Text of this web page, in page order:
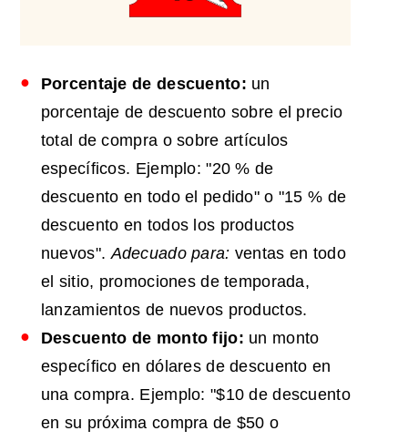
Porcentaje de descuento: un
porcentaje de descuento sobre el precio
total de compra o sobre artículos
específicos. Ejemplo: "20 % de
descuento en todo el pedido" o "15 % de
descuento en todos los productos
nuevos".Adecuado para: ventas en todo
el sitio, promociones de temporada,
lanzamientos de nuevos productos.
Descuento de monto fijo: un monto
específico en dólares de descuento en
una compra. Ejemplo: "$10 de descuento
en su próxima compra de $50 o